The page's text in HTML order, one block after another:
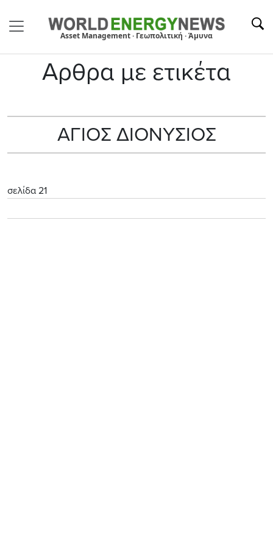
Asset Management · Γεωπολιτική · Άμυνα
Αρθρα με ετικέτα
ΑΓΙΟΣ ΔΙΟΝΥΣΙΟΣ
σελίδα 21